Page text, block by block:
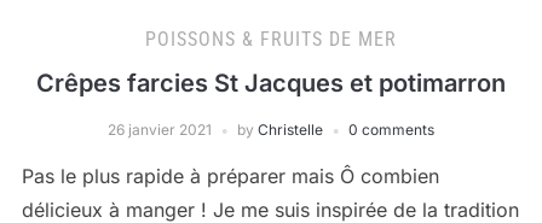
POISSONS & FRUITS DE MER
Crêpes farcies St Jacques et potimarron
26 janvier 2021 by Christelle 0 comments
Pas le plus rapide à préparer mais Ô combien
délicieux à manger ! Je me suis inspirée de la tradition